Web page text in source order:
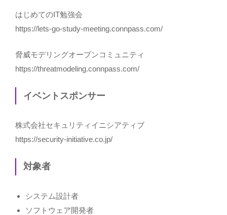
はじめてのIT勉強会
https://lets-go-study-meeting.connpass.com/
脅威モデリングオープンコミュニティ
https://threatmodeling.connpass.com/
イベントスポンサー
株式会社セキュリティイニシアティブ
https://security-initiative.co.jp/
対象者
システム設計者
ソフトウェア開発者